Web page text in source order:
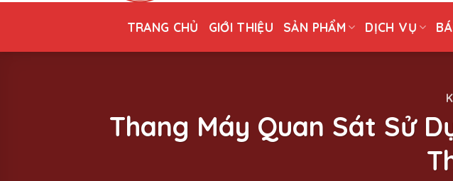
TRANG CHỦ GIỚI THIỆU SẢN PHẨM DỊCH VỤ
Thang Máy Quan Sát Sử